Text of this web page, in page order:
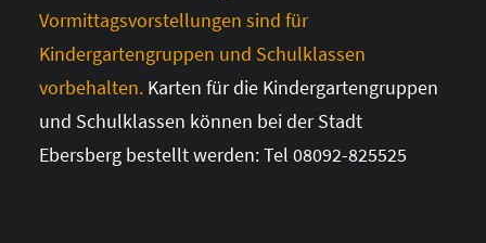
Vormittagsvorstellungen sind für
Kindergartengruppen und Schulklassen
vorbehalten. Karten für die Kindergartengruppen
und Schulklassen können bei der Stadt
Ebersberg bestellt werden: Tel 08092-825525